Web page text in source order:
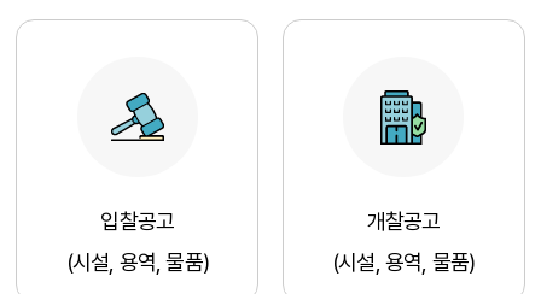
입찰공고
(시설, 용역, 물품)
개찰공고
(시설, 용역, 물품)